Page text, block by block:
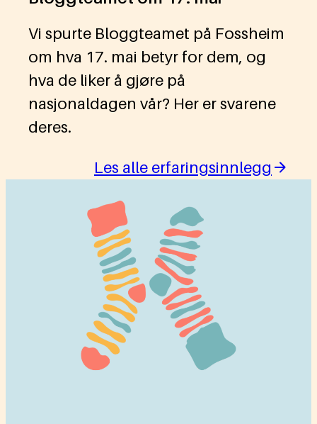
Vi spurte Bloggteamet på Fossheim
om hva 17. mai betyr for dem, og
hva de liker å gjøre på
nasjonaldagen vår? Her er svarene
deres.
Les alle erfaringsinnlegg